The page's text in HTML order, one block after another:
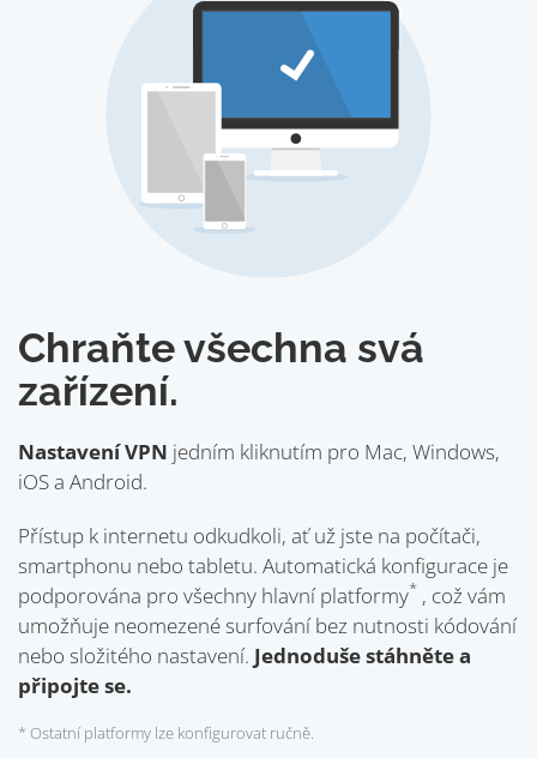
Chraňte všechna svá
zařízení.
Nastavení VPN jedním kliknutím pro Mac, Windows,
iOS a Android.
Přístup k internetu odkudkoli, ať už jste na počítači,
smartphonu nebo tabletu. Automatická konfigurace je
podporována pro všechny hlavní platformy* , což vám
umožňuje neomezené surfování bez nutnosti kódování
nebo složitého nastavení. Jednoduše stáhněte a
připojte se.
* Ostatní platformy lze konfigurovat ručně.